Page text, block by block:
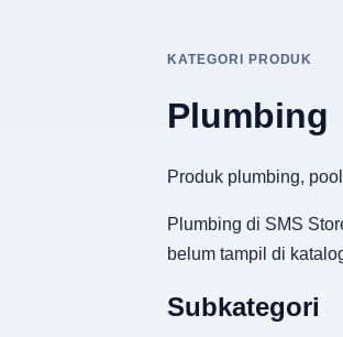
KATEGORI PRODUK
Plumbing
Produk plumbing,
Plumbing di SMS
belum tampil di
Subkategori